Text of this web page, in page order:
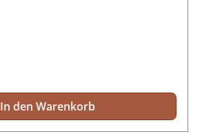
In den Warenkorb